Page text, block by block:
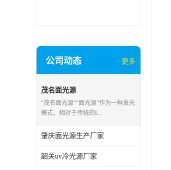
公司动态 更多
茂名面光源
“茂名面光源”“面光源”作为一种发光
模式，相对于传统的L..
肇庆面光源生产厂家
韶关uv冷光源厂家